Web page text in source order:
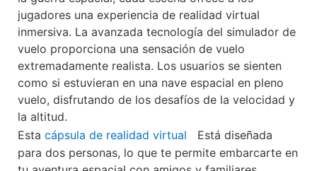
jugadores una experiencia de realidad virtual
inmersiva. La avanzada tecnología del simulador de
vuelo proporciona una sensación de vuelo
extremadamente realista. Los usuarios se sienten
como si estuvieran en una nave espacial en pleno
vuelo, disfrutando de los desafíos de la velocidad y
la altitud.
Esta cápsula de realidad virtual
Está diseñada
para dos personas, lo que te permite embarcarte en